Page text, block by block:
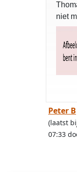
niet
Peter B
(laatst
07:33